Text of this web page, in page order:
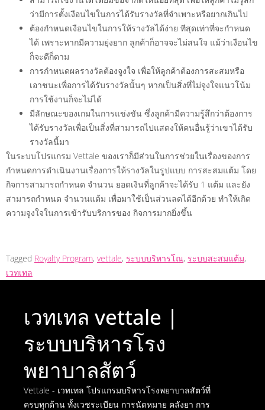
ว่ามีการตั้งเงือนไขในการได้รับรางวัลที่จำเพาะหรือยากเกินไป
ต้องกำหนดเงือนไขในการให้รางวัลได้ง่าย ทีสุดเท่าที่จะกำหนด
ได้ เพราะหากมีความยุ่งยาก ลูกค้าก็อาจจะไม่สนใจ แม้ว่าเงือนไข
ก็จะดีก็ตาม
การกำหนดผลรางวัลต้องจูงใจ เพื่อให้ลูกค้าต้องการสะสมหรือ
เอาชนะเพื่อการได้รับรางวัลนั้นๆ หากเป็นสิ่งที่ไม่จูงใจแนวโน้ม
การใช้งานก็จะไม่ได้
มีลักษณะของเกมในการแข่งขัน ซึ่งลูกค้ามีความรู้สึกว่าต้องการ
ได้รับรางวัลเพื่อเป็นสิ่งที่สามารถไปแสดงให้คนอื่นรู้ว่าเขาได้รับ
รางวัลนี้มา
ในระบบโปรแกรม Vettale ของเราก็มีส่วนในการช่วยในเรื่องของการ
กำหนดการดำเนินงานเรื่องการให้รางวัลในรูปแบบ การสะสมแต้ม โดย
กิจการสามารถกำหนด จำนวน ยอดเงินที่ลูกค้าจะได้รับ 1 แต้ม และยัง
สามารถกำหนด จำนวนแต้ม เพื่อมาใช้เป็นส่วนลดได้อีกด้วย ทำให้เกิด
ความจูงใจในการเข้ารับบริการของ กิจการมากยิ่งขึ้น
Tagged Royalty Program, vettale, ระบบบริหารโณ, ระบบสะสมแต้ม,
เวทเทล
เวทเทล vettale |
ระบบบริหารโรง
พยาบาลสัตว์
Vettale - เวทเทล โปรแกรมบริหารโรงพยาบาลสัตว์ที่
ครบทุกด้าน ทั้งเวชระเบียน การนัดหมาย คลังยา การ